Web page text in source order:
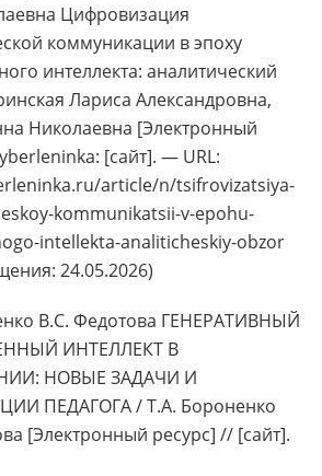
Цифровизация
коммуникации в эпоху
интеллекта: аналитический
Лариса Александровна,
Николаевна [Электронный
[сайт]. — URL:
article/n/tsifrovizatsiya-
kommunikatsii-v-epohu-
intellekta-analiticheskiy-obzor
24.05.2026)
В.С. Федотова ГЕНЕРАТИВНЫЙ
ИНТЕЛЛЕКТ В
НОВЫЕ ЗАДАЧИ И
ПЕДАГОГА / Т.А. Бороненко
[Электронный ресурс] // [сайт].